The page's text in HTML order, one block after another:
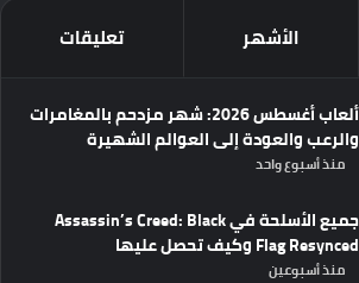
الأشهر تعليقات
ألعاب أغسطس 2026: شهر مزدحم بالمغامرات
والرعب والعودة إلى العوالم الشهيرة
منذ أسبوع واحد
جميع الأسلحة في Assassin’s Creed: Black
Flag Resynced وكيف تحصل عليها
منذ أسبوعين